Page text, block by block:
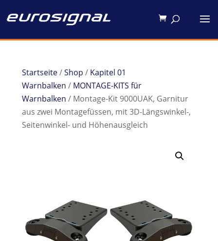
Startseite/Shop / Kapitel 01
Warnbalken / MONTAGE-KITS für
Warnbalken / Montage-Kit 9000UAK, Garnitur
aus zwei Montagefüssen, mit 3D-Längswinkel-,
Seitenwinkel- und Höhenausgleich